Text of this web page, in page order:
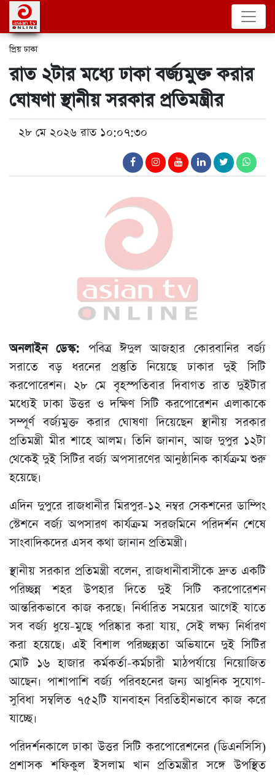
প্রিয় ঢাকা
রাত ২টার মধ্যে ঢাকা বর্জ্যমুক্ত করার
ঘোষণা স্থানীয় সরকার প্রতিমন্ত্রীর
২৮ মে ২০২৬ রাত ১০:০৭:৩০
অনলাইন ডেস্ক: পবিত্র ঈদুল আজহার কোরবানির বর্জ্য
সরাতে বড় ধরনের প্রস্তুতি নিয়েছে ঢাকার দুই সিটি
করপোরেশন। ২৮ মে বৃহস্পতিবার দিবাগত রাত দুইটার
মধ্যেই ঢাকা উত্তর ও দক্ষিণ সিটি করপোরেশন এলাকাকে
সম্পূর্ণ বর্জ্যমুক্ত করার ঘোষণা দিয়েছেন স্থানীয় সরকার
প্রতিমন্ত্রী মীর শাহে আলম। তিনি জানান, আজ দুপুর ১২টা
থেকেই দুই সিটির বর্জ্য অপসারণের আনুষ্ঠানিক কার্যক্রম শুরু
হয়েছে।
এদিন দুপুরে রাজধানীর মিরপুর-১২ নম্বর সেকশনের ডাম্পিং
স্টেশনে বর্জ্য অপসারণ কার্যক্রম সরজমিনে পরিদর্শন শেষে
সাংবাদিকদের এসব কথা জানান প্রতিমন্ত্রী।
স্থানীয় সরকার প্রতিমন্ত্রী বলেন, রাজধানীবাসীকে দ্রুত একটি
পরিচ্ছন্ন শহর উপহার দিতে দুই সিটি করপোরেশন
আন্তরিকভাবে কাজ করছে। নির্ধারিত সময়ের আগেই যাতে
সব বর্জ্য ধুয়ে-মুছে পরিষ্কার করা যায়, সেই লক্ষ্য নির্ধারণ
করা হয়েছে। এই বিশাল পরিচ্ছন্নতা অভিযানে দুই সিটির
মোট ১৬ হাজার কর্মকর্তা-কর্মচারী মাঠপর্যায়ে নিয়োজিত
আছেন। পাশাপাশি বর্জ্য পরিবহনের জন্য আধুনিক সুযোগ-
সুবিধা সম্বলিত ৭৫২টি যানবাহন বিরতিহীনভাবে কাজ করে
যাচ্ছে।
পরিদর্শনকালে ঢাকা উত্তর সিটি করপোরেশনের (ডিএনসিসি)
প্রশাসক শফিকুল ইসলাম খান প্রতিমন্ত্রীর সঙ্গে উপস্থিত